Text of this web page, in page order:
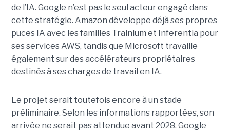
de l’IA. Google n’est pas le seul acteur engagé dans
cette stratégie. Amazon développe déjà ses propres
puces IA avec les familles Trainium et Inferentia pour
ses services AWS, tandis que Microsoft travaille
également sur des accélérateurs propriétaires
destinés à ses charges de travail en IA.
Le projet serait toutefois encore à un stade
préliminaire. Selon les informations rapportées, son
arrivée ne serait pas attendue avant 2028. Google